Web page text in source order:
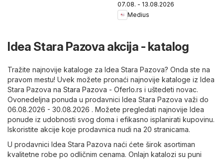
07.08. - 13.08.2026
Medius
Idea Stara Pazova akcija - katalog
Tražite najnovije kataloge za Idea Stara Pazova? Onda ste na
pravom mestu! Uvek možete pronaći najnovije kataloge iz Idea
Stara Pazova na Stara Pazova - Oferlo.rs i uštedeti novac.
Ovonedeljna ponuda u prodavnici Idea Stara Pazova važi do
06.08.2026 - 30.08.2026 . Možete pregledati najnovije Idea
ponude iz udobnosti svog doma i efikasno isplanirati kupovinu.
Iskoristite akcije koje prodavnica nudi na 20 stranicama.
U prodavnici Idea Stara Pazova naći ćete širok asortiman
kvalitetne robe po odličnim cenama. Onlajn katalozi su puni